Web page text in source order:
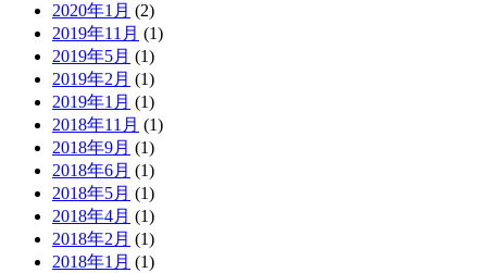
2020年1月 (2)
2019年11月 (1)
2019年5月 (1)
2019年2月 (1)
2019年1月 (1)
2018年11月 (1)
2018年9月 (1)
2018年6月 (1)
2018年5月 (1)
2018年4月 (1)
2018年2月 (1)
2018年1月 (1)